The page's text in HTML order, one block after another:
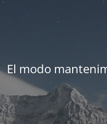
El modo